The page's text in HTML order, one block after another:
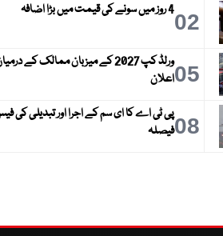
024 روز میں سونے کی قیمت میں بڑا اضافہ
05
ورلڈ کپ 2027 کے میزبان ممالک کے
اعلان
08پی ٹی اے کا ای سم کے اجرا اور تبدیلی کی
فیصلہ